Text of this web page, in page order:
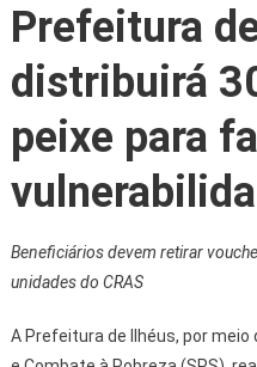
Prefeitura
distribuirá
peixe para
Beneficiários devem retirar
unidades do CRAS
A Prefeitura de Ilhéus, por meio